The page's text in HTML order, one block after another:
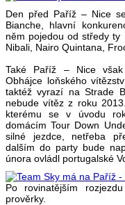
Den před Paříž – Nice
Bianche, hlavní
něm pojedou od středy ty
Nibali, Nairo Quintana,
Také Paříž – Nice však
Obhájce loňského
taktéž vyrazí na Strade
nebude vítěz z roku
kterému se v úvodu
domácím Tour Down
silné jezdce, netřeba
dalším do party bude
února ovládl portugalské
Po rovinatějším
prověrky.